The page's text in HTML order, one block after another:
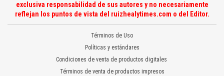
exclusiva responsabilidad de sus autores y no necesariamente
reflejan los puntos de vista del ruizhealytimes.com o del Editor.
Términos de Uso
Políticas y estándares
Condiciones de venta de productos digitales
Términos de venta de productos impresos